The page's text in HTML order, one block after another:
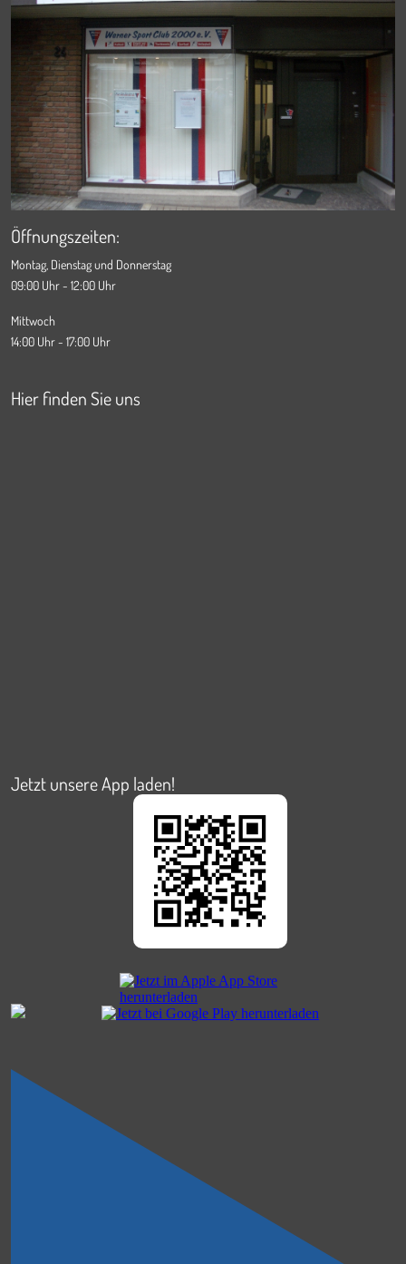
Öffnungszeiten:
Montag, Dienstag und Donnerstag
09:00 Uhr - 12:00 Uhr
Mittwoch
14:00 Uhr - 17:00 Uhr
Hier finden Sie uns
Jetzt unsere App laden!